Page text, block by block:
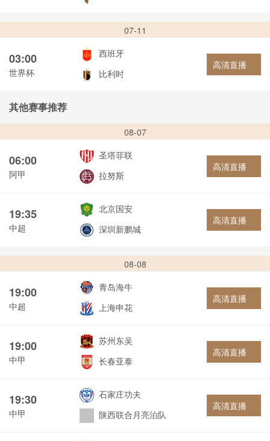
07-11
03:00
世界杯
西班牙
比利时
高清直播
其他赛事推荐
08-07
06:00
阿甲
圣塔菲联
拉努斯
高清直播
19:35
中超
北京国安
深圳新鹏城
高清直播
08-08
19:00
中超
青岛海牛
上海申花
高清直播
19:00
中甲
苏州东吴
长春亚泰
高清直播
19:30
中甲
石家庄功夫
陕西联合月亮泊队
高清直播